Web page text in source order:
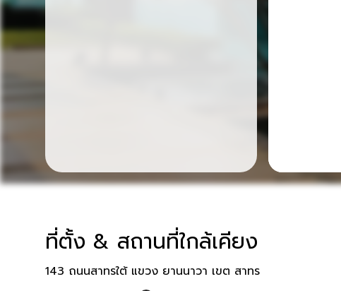
ที่ตั้ง & สถานที่ใกล้เคียง
143 ถนนสาทรใต้ แขวง ยานนาวา เขต สาทร
สถานที่ใกล้เคียง